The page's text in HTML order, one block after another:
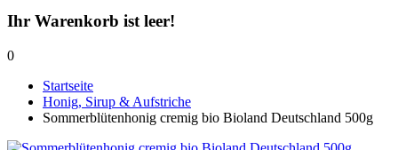
Ihr Warenkorb ist leer!
0
Startseite
Honig, Sirup & Aufstriche
Sommerblütenhonig cremig bio Bioland Deutschland 500g